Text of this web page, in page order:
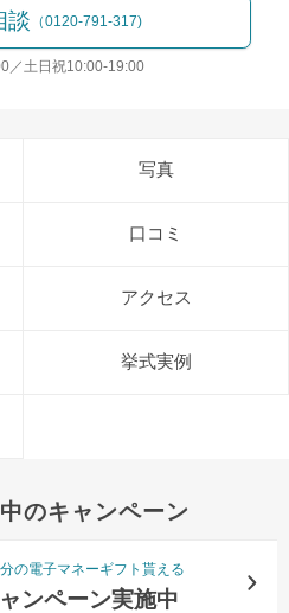
談 （0120-791-317)
／土日祝10:00-19:00
写真
口コミ
アクセス
挙式実例
のキャンペーン
の電子マネーギフト貰える
ンペーン実施中